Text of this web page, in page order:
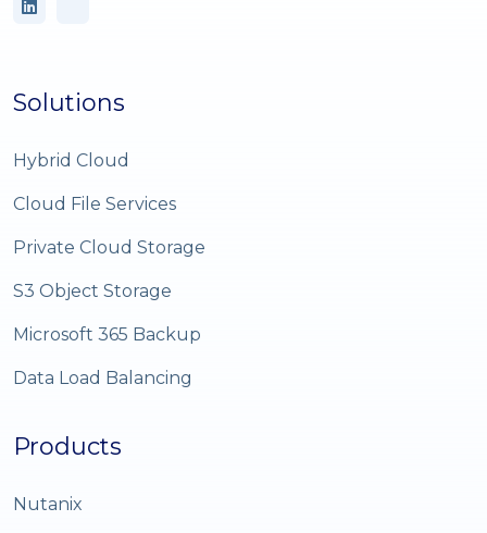
Solutions
Hybrid Cloud
Cloud File Services
Private Cloud Storage
S3 Object Storage
Microsoft 365 Backup
Data Load Balancing
Products
Nutanix